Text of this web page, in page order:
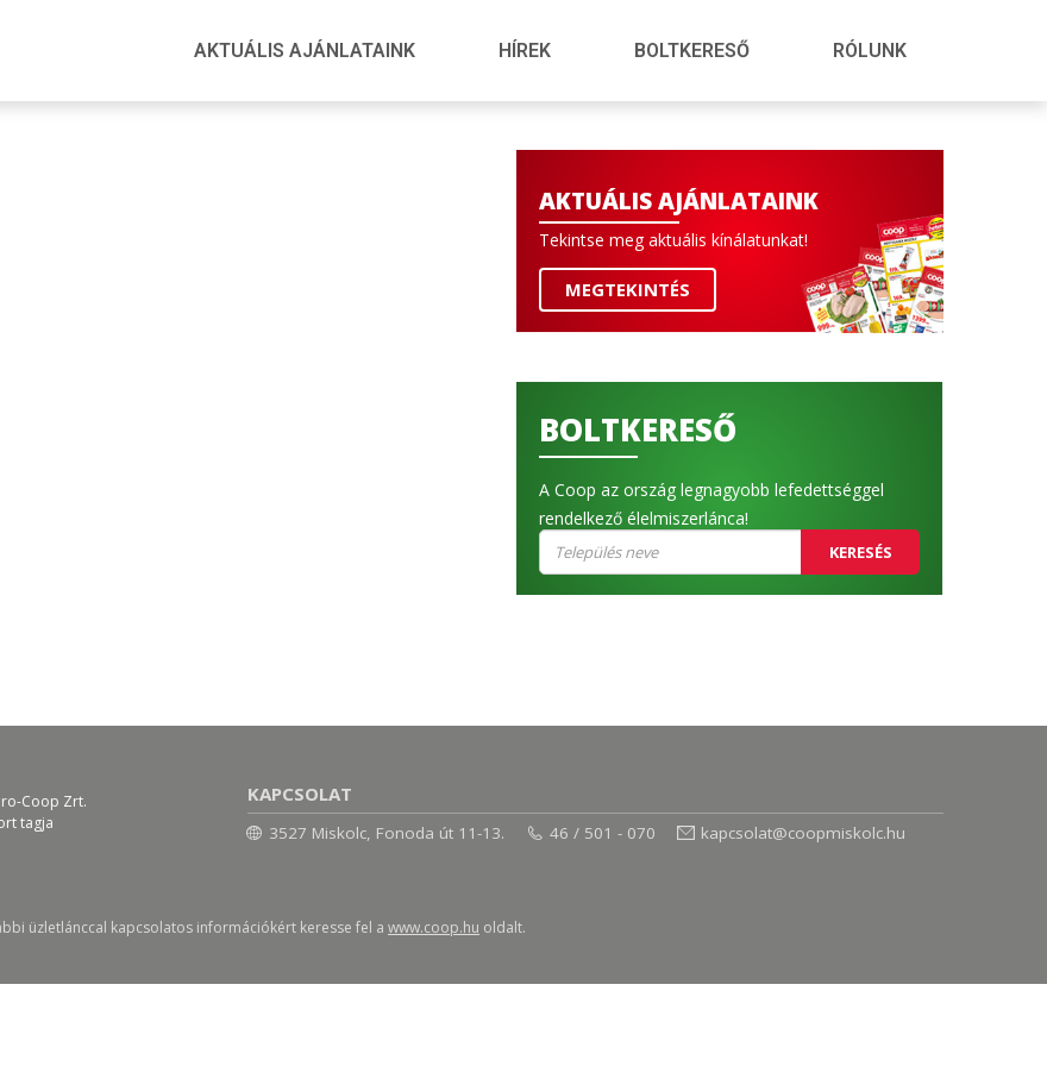
AKTUÁLIS AJÁNLATAINK HÍREK BOLTKERESŐ RÓLUNK
AKTUÁLIS AJÁNLATAINK
Tekintse meg aktuális kínálatunkat!
MEGTEKINTÉS
BOLTKERESŐ
A Coop az ország legnagyobb lefedettséggel
rendelkező élelmiszerlánca!
KERESÉS
Coop Zrt.
tagja
KAPCSOLAT
3527 Miskolc, Fonoda út 11-13. 46 / 501 - 070 kapcsolat@coopmiskolc.hu
üzletlánccal kapcsolatos információkért keresse fel a www.coop.hu oldalt.